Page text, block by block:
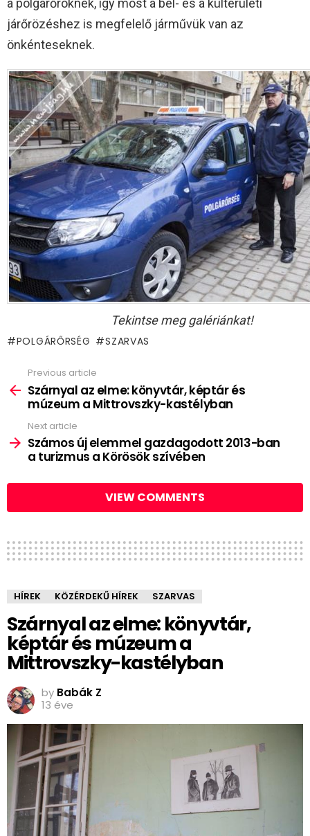
a polgárőröknek, így most a bel- és a külterületi
járőrözéshez is megfelelő járművük van az
önkénteseknek.
Tekintse meg galériánkat!
POLGÁRŐRSÉG SZARVAS
more
Previous article
Szárnyal az elme: könyvtár, képtár és
múzeum a Mittrovszky-kastélyban
Next article
Számos új elemmel gazdagodott 2013-ban
a turizmus a Körösök szívében
VIEW COMMENTS
HÍREK KÖZÉRDEKŰ HÍREK SZARVAS
Szárnyal az elme: könyvtár,
képtár és múzeum a
Mittrovszky-kastélyban
by Babák Z
13 éve